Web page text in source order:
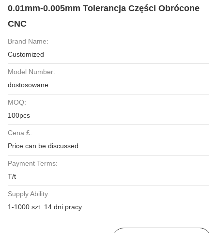
0.01mm-0.005mm Tolerancja Części Obrócone
CNC
Brand Name:
Customized
Model Number:
dostosowane
MOQ:
100pcs
Cena £:
Price can be discussed
Payment Terms:
T/t
Supply Ability:
1-1000 szt. 14 dni pracy